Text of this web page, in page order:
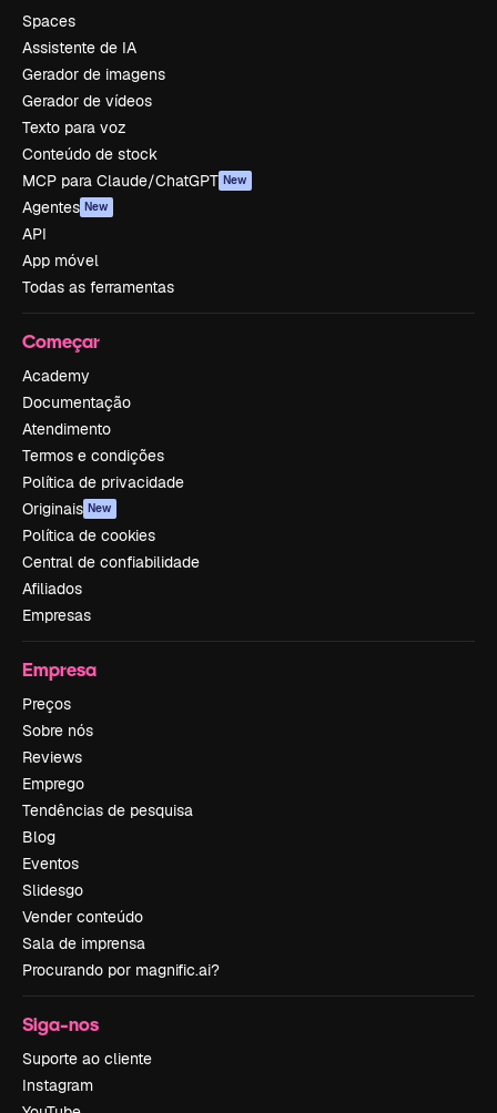
Spaces
Assistente de IA
Gerador de imagens
Gerador de vídeos
Texto para voz
Conteúdo de stock
MCP para Claude/ChatGPT New
Agentes New
API
App móvel
Todas as ferramentas
Começar
Academy
Documentação
Atendimento
Termos e condições
Política de privacidade
Originais New
Política de cookies
Central de confiabilidade
Afiliados
Empresas
Empresa
Preços
Sobre nós
Reviews
Emprego
Tendências de pesquisa
Blog
Eventos
Slidesgo
Vender conteúdo
Sala de imprensa
Procurando por magnific.ai?
Siga-nos
Suporte ao cliente
Instagram